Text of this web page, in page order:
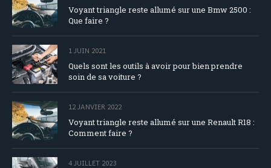
Voyant triangle reste allumé sur une Bmw 2500 :
Que faire ?
1 JUIN 2021
Quels sont les outils à avoir pour bien prendre
soin de sa voiture ?
12 JANVIER 2022
Voyant triangle reste allumé sur une Renault R18 :
Comment faire ?
4 JUILLET 2023